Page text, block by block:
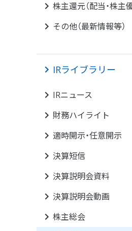
株主還元（配当・株主
その他（最新情報等）
IRライブラリー
IRニュース
財務ハイライト
適時開示・任意開示
決算短信
決算説明会資料
決算説明会動画
株主総会